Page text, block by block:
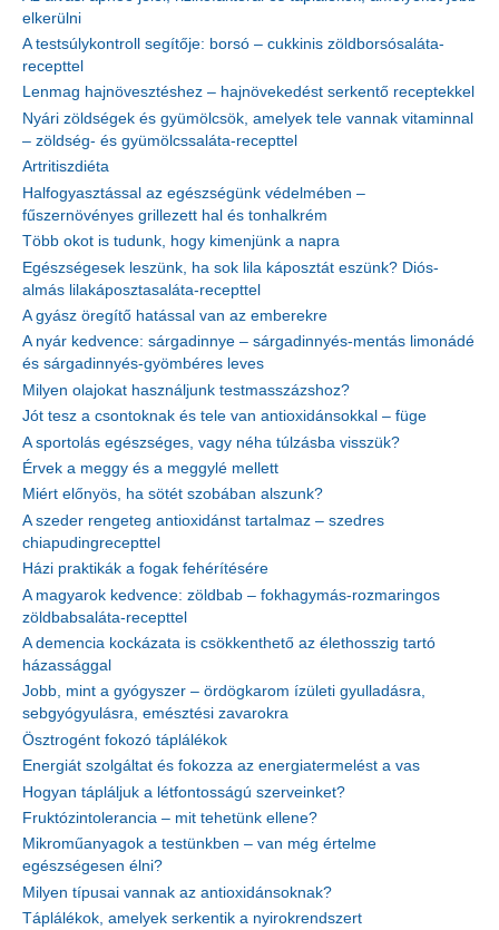
elkerülni
A testsúlykontroll segítője: borsó – cukkinis zöldborsósaláta-
recepttel
Lenmag hajnövesztéshez – hajnövekedést serkentő receptekkel
Nyári zöldségek és gyümölcsök, amelyek tele vannak vitaminnal
– zöldség- és gyümölcssaláta-recepttel
Artritiszdiéta
Halfogyasztással az egészségünk védelmében –
fűszernövényes grillezett hal és tonhalkrém
Több okot is tudunk, hogy kimenjünk a napra
Egészségesek leszünk, ha sok lila káposztát eszünk? Diós-
almás lilakáposztasaláta-recepttel
A gyász öregítő hatással van az emberekre
A nyár kedvence: sárgadinnye – sárgadinnyés-mentás limonádé
és sárgadinnyés-gyömbéres leves
Milyen olajokat használjunk testmasszázshoz?
Jót tesz a csontoknak és tele van antioxidánsokkal – füge
A sportolás egészséges, vagy néha túlzásba visszük?
Érvek a meggy és a meggylé mellett
Miért előnyös, ha sötét szobában alszunk?
A szeder rengeteg antioxidánst tartalmaz – szedres
chiapudingrecepttel
Házi praktikák a fogak fehérítésére
A magyarok kedvence: zöldbab – fokhagymás-rozmaringos
zöldbabsaláta-recepttel
A demencia kockázata is csökkenthető az élethosszig tartó
házassággal
Jobb, mint a gyógyszer – ördögkarom ízületi gyulladásra,
sebgyógyulásra, emésztési zavarokra
Ösztrogént fokozó táplálékok
Energiát szolgáltat és fokozza az energiatermelést a vas
Hogyan tápláljuk a létfontosságú szerveinket?
Fruktózintolerancia – mit tehetünk ellene?
Mikroműanyagok a testünkben – van még értelme
egészségesen élni?
Milyen típusai vannak az antioxidánsoknak?
Táplálékok, amelyek serkentik a nyirokrendszert